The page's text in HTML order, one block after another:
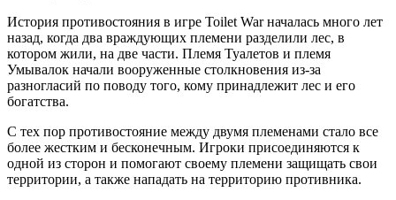
История противостояния в игре Toilet War началась много лет
назад, когда два враждующих племени разделили лес, в
котором жили, на две части. Племя Туалетов и племя
Умывалок начали вооруженные столкновения из-за
разногласий по поводу того, кому принадлежит лес и его
богатства.
С тех пор противостояние между двумя племенами стало все
более жестким и бесконечным. Игроки присоединяются к
одной из сторон и помогают своему племени защищать свои
территории, а также нападать на территорию противника.